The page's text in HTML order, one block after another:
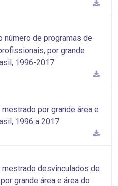
número de programas de
por grande
1996-2017
por grande área e
1996 a 2017
desvinculados de
grande área e área do